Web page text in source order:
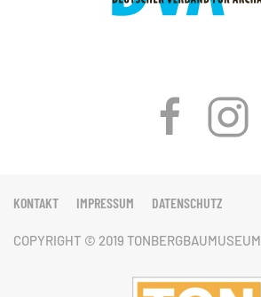
KONTAKT IMPRESSUM DATENSCHUTZ
COPYRIGHT © 2019 TONBERGBAUMUSEUM